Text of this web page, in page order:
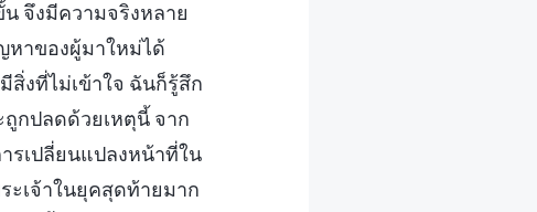
จึงมีความจริงหลาย
หาของผู้มาใหม่ได้
งที่ไม่เข้าใจ ฉันก็รู้สึก
กปลดด้วยเหตุนี้ จาก
รเปลี่ยนแปลงหน้าที่ใน
ะเจ้าในยุคสุดท้ายมาก